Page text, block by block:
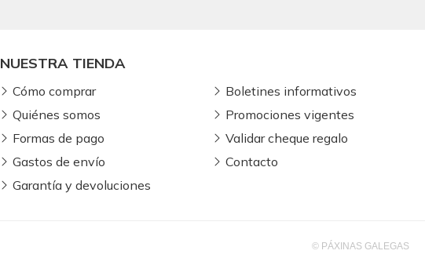
NUESTRA TIENDA
Cómo comprar
Quiénes somos
Formas de pago
Gastos de envío
Garantía y devoluciones
Boletines informativos
Promociones vigentes
Validar cheque regalo
Contacto
© PÁXINAS GALEGAS